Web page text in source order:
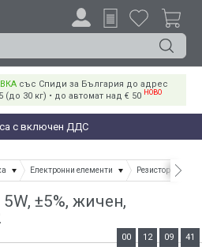
със Спиди за България до адрес
30 кг) • до автомат над € 50 НОВО
с включен ДДС
Електронни елементи Резистори
±5%, жичен,
00 12 09 40